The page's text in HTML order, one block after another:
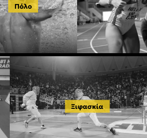
Πόλο
Ξιφασκία